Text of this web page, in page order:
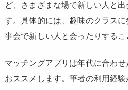
ど、さまざまな場で新しい人と
す。具体的には、趣味のクラス
事会で新しい人と会ったりするこ
マッチングアプリは年代に合わ
おススメします。筆者の利用経験